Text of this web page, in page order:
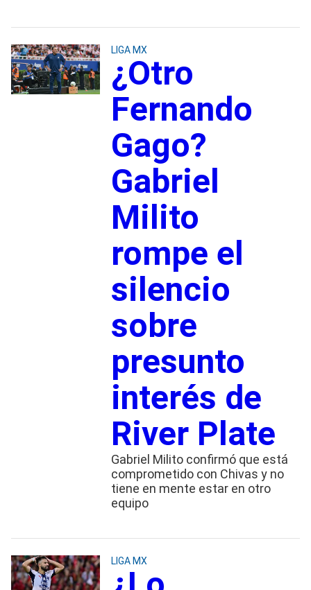
LIGA MX
¿Otro
Fernando
Gago?
Gabriel
Milito
rompe el
silencio
sobre
presunto
interés de
River Plate
Gabriel Milito confirmó que está
comprometido con Chivas y no
tiene en mente estar en otro
equipo
LIGA MX